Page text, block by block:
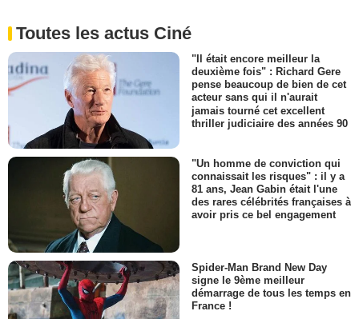
Toutes les actus Ciné
"Il était encore meilleur la
deuxième fois" : Richard Gere
pense beaucoup de bien de cet
acteur sans qui il n'aurait
jamais tourné cet excellent
thriller judiciaire des années 90
"Un homme de conviction qui
connaissait les risques" : il y a
81 ans, Jean Gabin était l'une
des rares célébrités françaises à
avoir pris ce bel engagement
Spider-Man Brand New Day
signe le 9ème meilleur
démarrage de tous les temps en
France !